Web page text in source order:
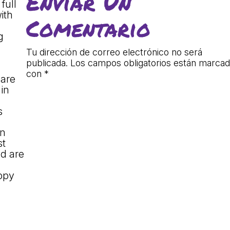
are
Comentario
Tu dirección de correo electrónico no será
publicada. Los campos obligatorios están
con *
Fundesplai als mitjans